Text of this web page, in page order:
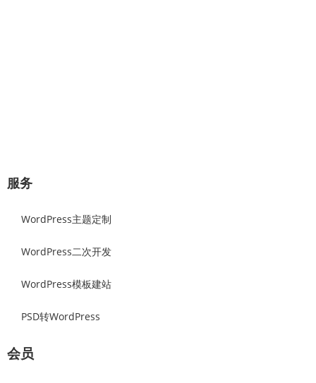
服务
WordPress主题定制
WordPress二次开发
WordPress模板建站
PSD转WordPress
会员